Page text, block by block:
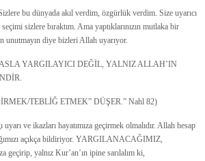
bu dünyada akıl verdim, özgürlük verdim. Size uyarıcı
sizlere bıraktım. Ama yaptıklarınızın mutlaka bir
diye bizleri Allah uyarıyor.
YARGILAYICI DEĞİL, YALNIZ ALLAH’IN
TEBLİĞ ETMEK” DÜŞER.” Nahl 82)
ve ikazları hayatımıza geçirmek olmalıdır. Allah hesap
açıkça bildiriyor. YARGILANACAĞIMIZ,
yalnız Kur’an’ın ipine sarılalım ki,